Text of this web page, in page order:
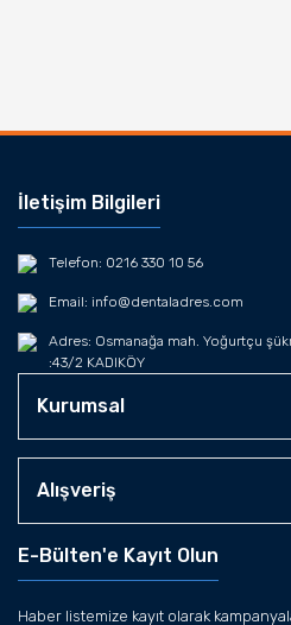
İletişim Bilgileri
Telefon: 0216 330 10 56
Email: info@dentaladres.com
Adres: Osmanağa mah. Yoğurtçu
:43/2 KADIKÖY
Kurumsal
Alışveriş
E-Bülten'e Kayıt Olun
Haber listemize kayıt olarak